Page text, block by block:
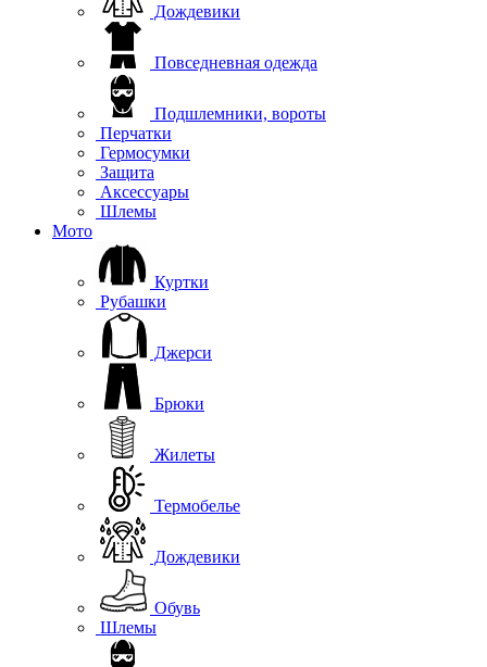
Дождевики
Повседневная одежда
Подшлемники, вороты
Перчатки
Гермосумки
Защита
Аксессуары
Шлемы
Мото
Куртки
Рубашки
Джерси
Брюки
Жилеты
Термобелье
Дождевики
Обувь
Шлемы